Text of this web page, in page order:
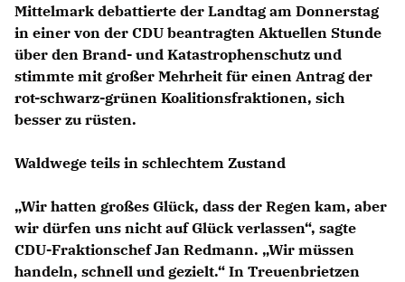
Mittelmark debattierte der Landtag am Donnerstag
in einer von der CDU beantragten Aktuellen Stunde
über den Brand- und Katastrophenschutz und
stimmte mit großer Mehrheit für einen Antrag der
rot-schwarz-grünen Koalitionsfraktionen, sich
besser zu rüsten.
Waldwege teils in schlechtem Zustand
Wir hatten großes Glück, dass der Regen kam, aber
wir dürfen uns nicht auf Glück verlassen“, sagte
CDU-FraktionschefJan Redmann. „Wir müssen
handeln, schnell und gezielt.“ In Treuenbrietzen